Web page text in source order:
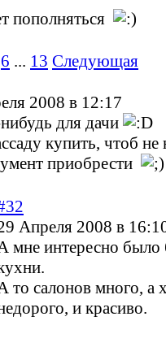
пополняться
6 ... 13 Следующая
2008 в 12:17
для дачи
купить, чтоб
приобрести
Апреля 2008 в
мне интересно было
то салонов много, а
и красиво.